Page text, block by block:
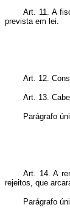
Art. 11. A
prevista em
Art. 12.
Art. 13.
Parágrafo
Art. 14. A
rejeitos, que
Parágrafo